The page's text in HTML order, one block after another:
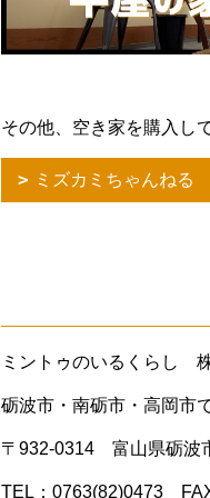
その他、空き家を購入し
ミズカミちゃんねる
ミントゥのいるくらし
砺波市・南砺市・高岡市
〒932-0314 富山県砺波
TEL：0763(82)0473